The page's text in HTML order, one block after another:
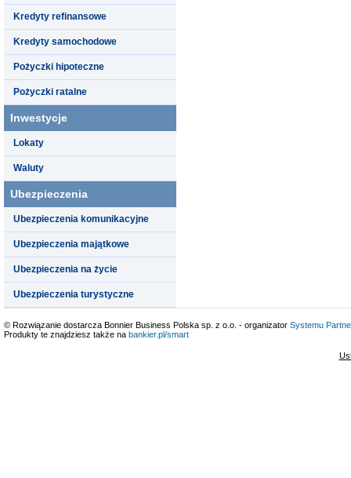
Kredyty refinansowe
Kredyty samochodowe
Pożyczki hipoteczne
Pożyczki ratalne
Inwestycje
Lokaty
Waluty
Ubezpieczenia
Ubezpieczenia komunikacyjne
Ubezpieczenia majątkowe
Ubezpieczenia na życie
Ubezpieczenia turystyczne
© Rozwiązanie dostarcza Bonnier Business Polska sp. z o.o. - organizator Systemu
Produkty te znajdziesz także na bankier.pl/smart